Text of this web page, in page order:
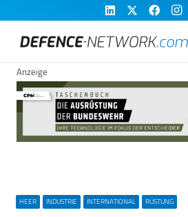
Anzeige
HEER INDUSTRIE INTERNATIONAL RÜSTUNG